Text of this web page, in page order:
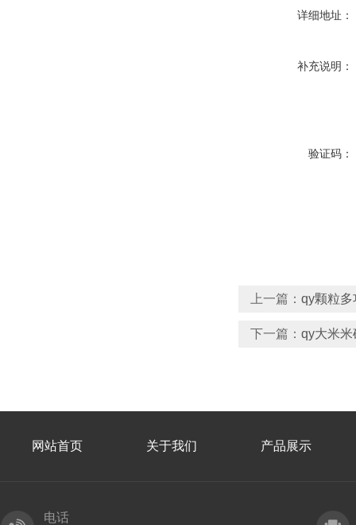
详细地址：
补充说明：
验证码：
上一篇： qy颗粒多
下一篇： qy大米米
网站首页 关于我们 产品展示
电话